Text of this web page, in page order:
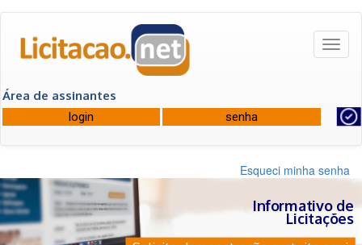
Área de assinantes
Esqueci minha senha
Informativo de
Licitações